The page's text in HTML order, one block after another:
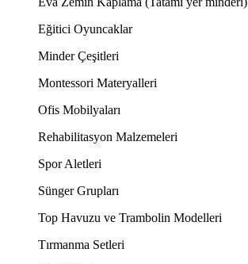
Eğitici Oyuncaklar
Minder Çeşitleri
Montessori Materyalleri
Ofis Mobilyaları
Rehabilitasyon Malzemeleri
Spor Aletleri
Sünger Grupları
Top Havuzu ve Trambolin Modelleri
Tırmanma Setleri